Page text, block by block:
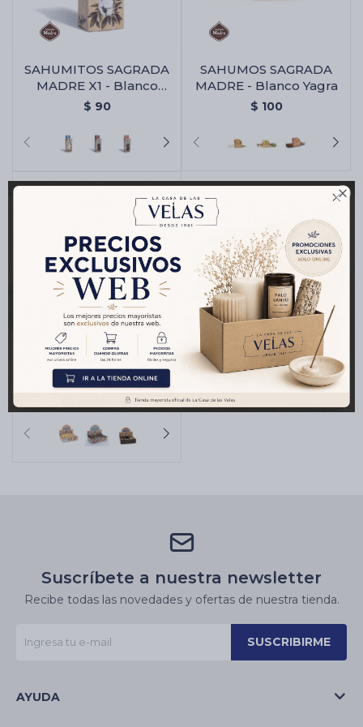

SAHUMITOS SAGRADA
MADRE X1 - Blanco
Yagra
$ 90
SAHUMOS SAGRADA
MADRE - Blanco Yagra
$ 100
SAHUMITOS SAGRADA
MADRE X5 -
Calendula/manzanilla
360
Suscríbete a nuestra newsletter
Recibe todas las novedades y ofertas de nuestra tienda.
SUSCRIBIRME
AYUDA
Artículos Religiosos
Aromatizantes de ambientes
Artículos Esotéricos